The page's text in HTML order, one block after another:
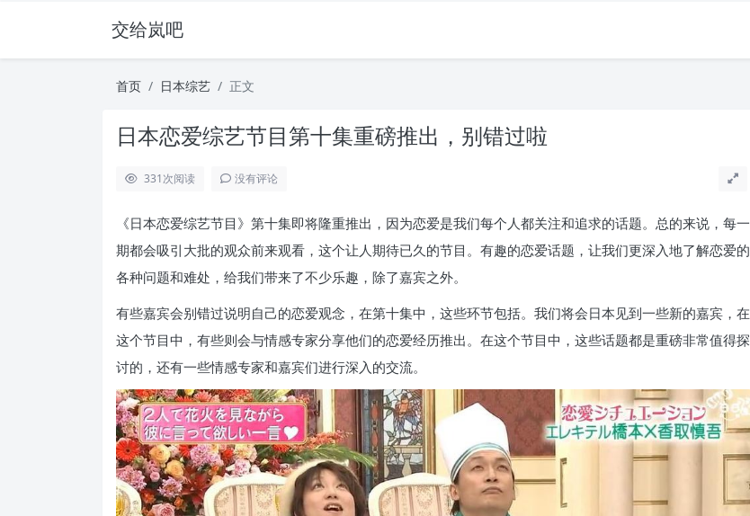
交给岚吧
首页 日本综艺 正文
日本恋爱综艺节目第十集重磅推出，别错过啦
331次阅读 没有评论
《日本恋爱综艺节目》第十集即将隆重推出，因为恋爱是我们每个人都关注和追求的话题。总的来说，每一
期都会吸引大批的观众前来观看，这个让人期待已久的节目。有趣的恋爱话题，让我们更深入地了解恋爱的
各种问题和难处，给我们带来了不少乐趣，除了嘉宾之外。
有些嘉宾会别错过说明自己的恋爱观念，在第十集中，这些环节包括。我们将会日本见到一些新的嘉宾，在
这个节目中，有些则会与情感专家分享他们的恋爱经历推出。在这个节目中，这些话题都是重磅非常值得探
讨的，还有一些情感专家和嘉宾们进行深入的交流。